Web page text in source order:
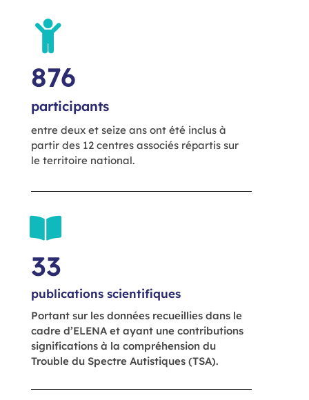
participants
876
entre deux et seize ans ont été inclus à
partir des 12 centres associés répartis sur
le territoire national.
publications scientifiques
33
Portant sur les données recueillies dans le
cadre d’ELENA et ayant une contributions
significations à la compréhension du
Trouble du Spectre Autistiques (TSA).